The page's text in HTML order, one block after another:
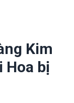
Kim
Hoa bị